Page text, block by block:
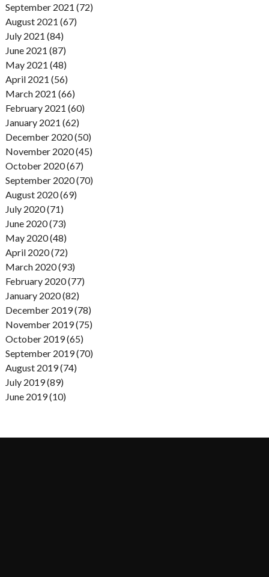
September 2021 (72)
August 2021 (67)
July 2021 (84)
June 2021 (87)
May 2021 (48)
April 2021 (56)
March 2021 (66)
February 2021 (60)
January 2021 (62)
December 2020 (50)
November 2020 (45)
October 2020 (67)
September 2020 (70)
August 2020 (69)
July 2020 (71)
June 2020 (73)
May 2020 (48)
April 2020 (72)
March 2020 (93)
February 2020 (77)
January 2020 (82)
December 2019 (78)
November 2019 (75)
October 2019 (65)
September 2019 (70)
August 2019 (74)
July 2019 (89)
June 2019 (10)